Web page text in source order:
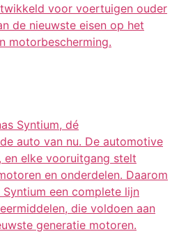
voor voertuigen ouder
de nieuwste eisen op het
motorbescherming.
Syntium, dé
auto van nu. De automotive
elke vooruitgang stelt
en onderdelen. Daarom
een complete lijn
die voldoen aan
generatie motoren.